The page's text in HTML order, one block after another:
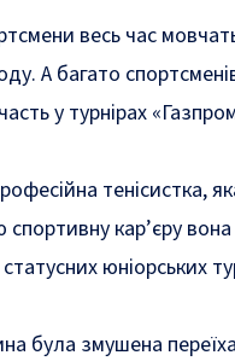
весь час
А багато
у турнірах
тенісистка,
кар’єру
юніорських
була змушена